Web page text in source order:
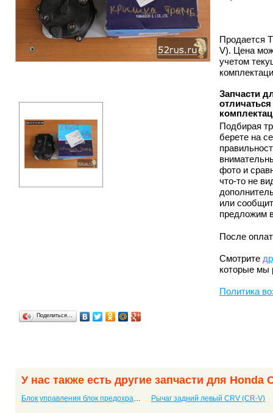
Продается
V). Цена
учетом
Запчасти
Подбирая
берете на
фото и
что-то не
или
предложим
После
Смотрите
которые мы
Политика
Поделиться…
У нас также есть другие запчасти для Honda
Блок управления блок предохранителей CRV (CR-V) Рычаг задний левый CRV (CR-V)